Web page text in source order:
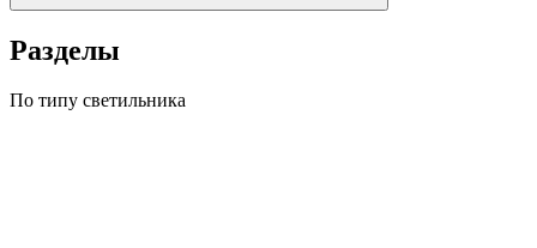
Разделы
По типу светильника